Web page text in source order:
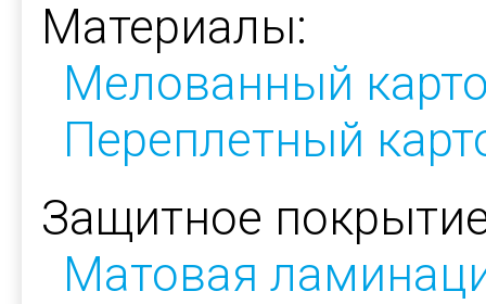
Материалы:
Мелованный
Переплетный
Защитное
Матовая